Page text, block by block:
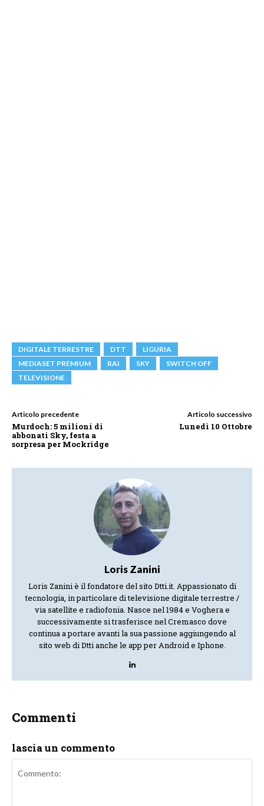
DIGITALE TERRESTRE DTT
LIGURIA
MEDIASET PREMIUM
RAI SKY
SWITCH OFF
TELEVISIONE
Articolo precedente
Murdoch: 5 milioni di
abbonati Sky, festa a
sorpresa per Mockridge
Articolo successivo
Lunedì 10 Ottobre
Loris Zanini
Loris Zanini è il fondatore del sito Dtti.it. Appassionato di
tecnologia, in particolare di televisione digitale terrestre /
via satellite e radiofonia. Nasce nel 1984 e Voghera e
successivamente si trasferisce nel Cremasco dove
continua a portare avanti la sua passione aggiungendo al
sito web di Dtti anche le app per Android e Iphone.
Commenti
lascia un commento